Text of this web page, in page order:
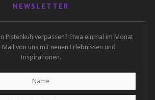
NEWSLETTER
Pistenkuh verpassen? Etwa einmal im Monat
von uns mit neuen Erlebnissen und
Inspirationen.